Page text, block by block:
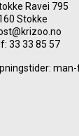
Ravei 795
Stokke
33 33 85 57